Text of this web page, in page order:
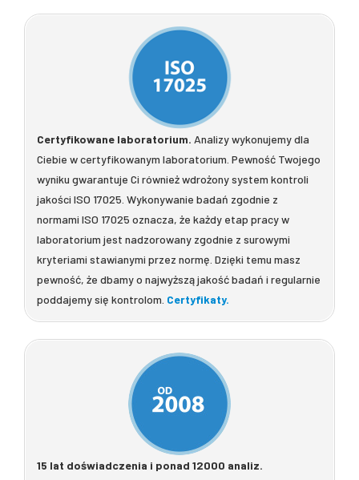
Certyfikowane laboratorium. Analizy wykonujemy dla
Ciebie w certyfikowanym laboratorium. Pewność Twojego
wyniku gwarantuje Ci również wdrożony system kontroli
jakości ISO 17025. Wykonywanie badań zgodnie z
normami ISO 17025 oznacza, że każdy etap pracy w
laboratorium jest nadzorowany zgodnie z surowymi
kryteriami stawianymi przez normę. Dzięki temu masz
pewność, że dbamy o najwyższą jakość badań i regularnie
poddajemy się kontrolom. Certyfikaty.
15 lat doświadczenia i ponad 12000 analiz.